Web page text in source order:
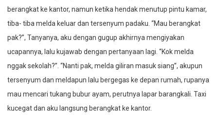
berangkat ke kantor, namun ketika hendak menutup pintu kamar,
tiba- tiba melda keluar dan tersenyum padaku. “Mau berangkat
pak?”, Tanyanya, aku dengan gugup akhirnya mengiyakan
ucapannya, lalu kujawab dengan pertanyaan lagi. “Kok melda
nggak sekolah?”. “Nanti pak, melda giliran masuk siang”, akupun
tersenyum dan meldapun lalu bergegas ke depan rumah, rupanya
mau mencari tukang bubur ayam, perutnya lapar barangkali. Taxi
kucegat dan aku langsung berangkat ke kantor.